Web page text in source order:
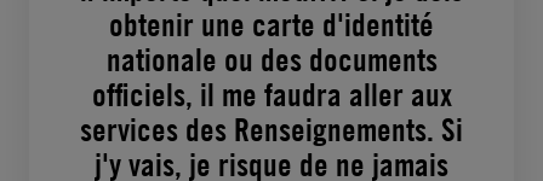
obtenir une carte d'identité
nationale ou des documents
officiels, il me faudra aller aux
services des Renseignements. Si
j'y vais, je risque de ne jamais